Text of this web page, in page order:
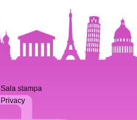
Sala stampa
Privacy